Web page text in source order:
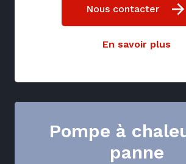
Nous contacter
En savoir plus
Pompe à
panne